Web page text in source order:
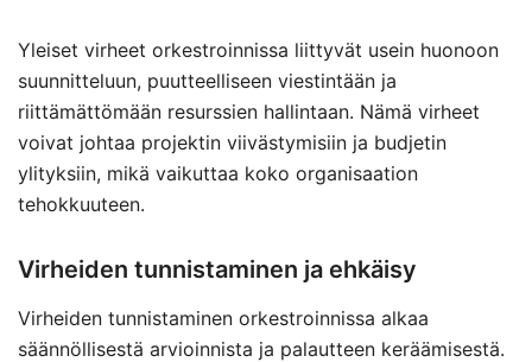
Yleiset virheet orkestroinnissa liittyvät usein huonoon
suunnitteluun, puutteelliseen viestintään ja
riittämättömään resurssien hallintaan. Nämä virheet
voivat johtaa projektin viivästymisiin ja budjetin
ylityksiin, mikä vaikuttaa koko organisaation
tehokkuuteen.
Virheiden tunnistaminen ja ehkäisy
Virheiden tunnistaminen orkestroinnissa alkaa
säännöllisestä arvioinnista ja palautteen keräämisestä.